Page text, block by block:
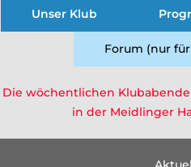
Unser Klub
Forum (nur
Die wöchentlichen
in der Meidlinger